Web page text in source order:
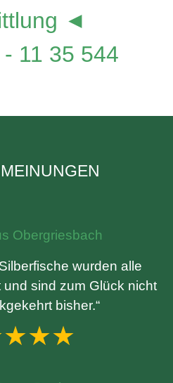
◄
11 35 544
Obergriesbach
wurden alle
sind zum Glück nicht
bisher.“